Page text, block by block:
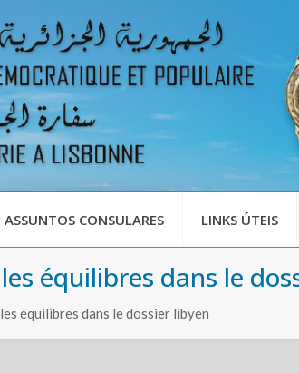
ASSUNTOS CONSULARES LINKS ÚTEIS
équilibres dans le
équilibres dans le dossier libyen